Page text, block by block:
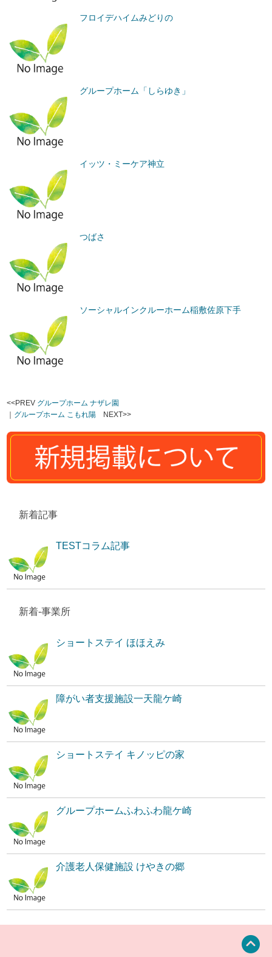
フロイデハイムみどりの
グループホーム「しらゆき」
イッツ・ミーケア神立
つばさ
ソーシャルインクルーホーム稲敷佐原下手
<<PREV グループホーム ナザレ園
｜ グループホーム こもれ陽 NEXT>>
新着記事
TESTコラム記事
新着-事業所
ショートステイ ほほえみ
障がい者支援施設一天龍ケ崎
ショートステイ キノッピの家
グループホームふわふわ龍ケ崎
介護老人保健施設 けやきの郷